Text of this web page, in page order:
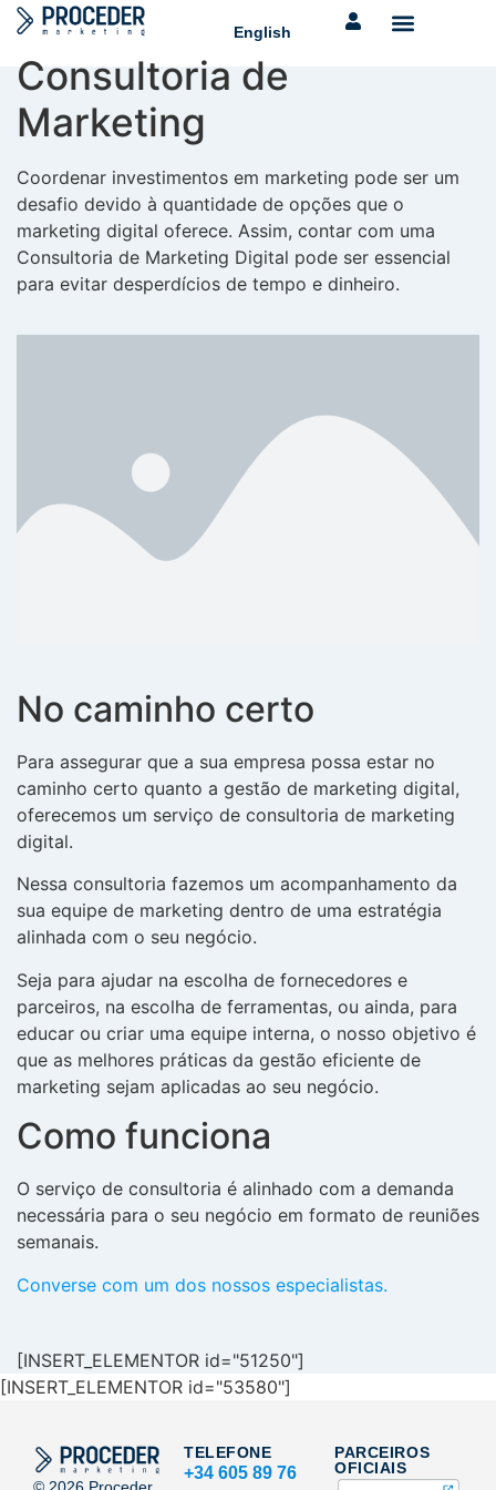
English
Consultoria de
Marketing
Coordenar investimentos em marketing pode ser um
desafio devido à quantidade de opções que o
marketing digital oferece. Assim, contar com uma
Consultoria de Marketing Digital pode ser essencial
para evitar desperdícios de tempo e dinheiro.
No caminho certo
Para assegurar que a sua empresa possa estar no
caminho certo quanto a gestão de marketing digital,
oferecemos um serviço de consultoria de marketing
digital.
Nessa consultoria fazemos um acompanhamento da
sua equipe de marketing dentro de uma estratégia
alinhada com o seu negócio.
Seja para ajudar na escolha de fornecedores e
parceiros, na escolha de ferramentas, ou ainda, para
educar ou criar uma equipe interna, o nosso objetivo é
que as melhores práticas da gestão eficiente de
marketing sejam aplicadas ao seu negócio.
Como funciona
O serviço de consultoria é alinhado com a demanda
necessária para o seu negócio em formato de reuniões
semanais.
Converse com um dos nossos especialistas.
[INSERT_ELEMENTOR id="51250"]
[INSERT_ELEMENTOR id="53580"]
TELEFONE
+34 605 89 76
PARCEIROS
OFICIAIS